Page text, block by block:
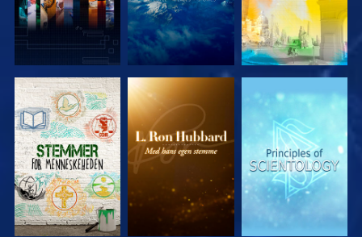
UDFORSK
SERIEN
UDFORSK
SERIEN
UDFORSK
SERIEN